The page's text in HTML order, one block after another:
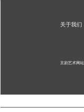
关于我们
京剧艺术网